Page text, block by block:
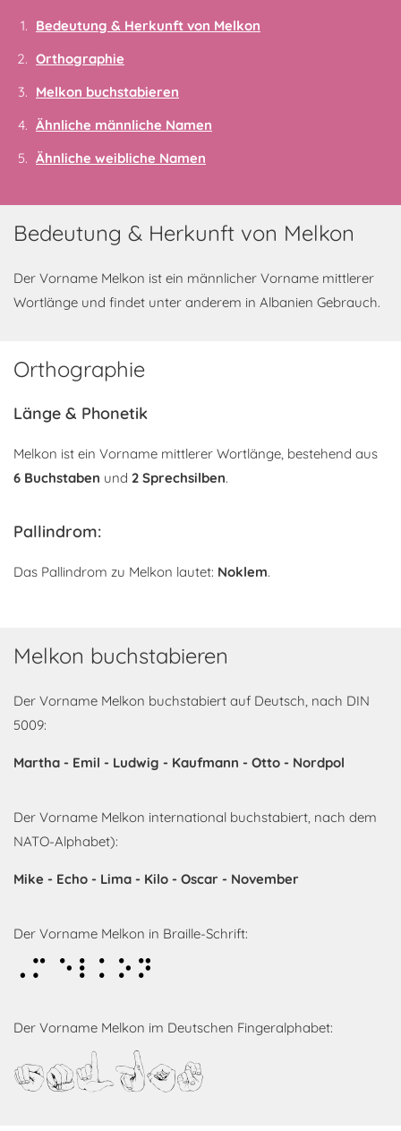
Bedeutung & Herkunft von Melkon
Orthographie
Melkon buchstabieren
Ähnliche männliche Namen
Ähnliche weibliche Namen
Bedeutung & Herkunft von Melkon
Der Vorname Melkon ist ein männlicher Vorname mittlerer
Wortlänge und findet unter anderem in Albanien Gebrauch.
Orthographie
Länge & Phonetik
Melkon ist ein Vorname mittlerer Wortlänge, bestehend aus
6 Buchstaben und 2 Sprechsilben.
Pallindrom:
Das Pallindrom zu Melkon lautet: Noklem.
Melkon buchstabieren
Der Vorname Melkon buchstabiert auf Deutsch, nach DIN
5009:
Martha - Emil - Ludwig - Kaufmann - Otto - Nordpol
Der Vorname Melkon international buchstabiert, nach dem
NATO-Alphabet):
Mike - Echo - Lima - Kilo - Oscar - November
Der Vorname Melkon in Braille-Schrift:
Melkon
Der Vorname Melkon im Deutschen Fingeralphabet:
Melkon